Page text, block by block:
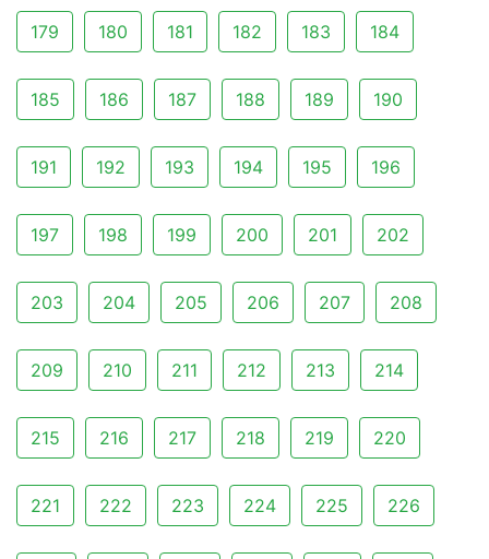
179 180 181 182 183 184
185 186 187 188 189 190
191 192 193 194 195 196
197 198 199 200 201 202
203 204 205 206 207 208
209 210 211 212 213 214
215 216 217 218 219 220
221 222 223 224 225 226